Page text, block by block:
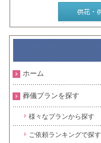
ホーム
葬儀プランを探す
様々なプランから探す
ご依頼ランキングで探す